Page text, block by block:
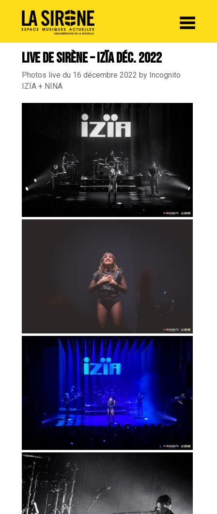
LIVE DE SIRÈNE – IZÏA DÉC. 2022
Photos live du 16 décembre 2022 by Incognito
IZÏA + NINA